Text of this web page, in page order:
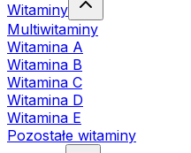
Witaminy
Multiwitaminy
Witamina A
Witamina B
Witamina C
Witamina D
Witamina E
Pozostałe witaminy